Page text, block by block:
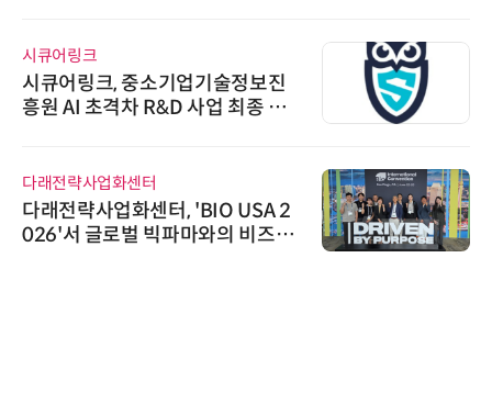
시큐어링크
시큐어링크, 중소기업기술정보진
흥원 AI 초격차 R&D 사업 최종 선
다래전략사업화센터
다래전략사업화센터, 'BIO USA 2
026'서 글로벌 빅파마와의 비즈니